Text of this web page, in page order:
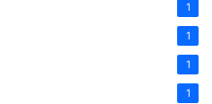
1
1
1
1